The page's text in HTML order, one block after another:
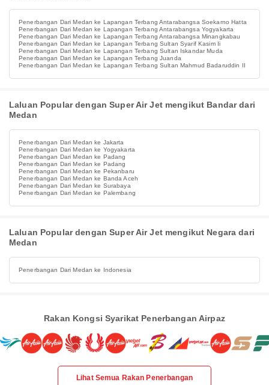
Penerbangan Dari Medan ke Lapangan Terbang Antarabangsa Soekarno Hatta
Penerbangan Dari Medan ke Lapangan Terbang Antarabangsa Yogyakarta
Penerbangan Dari Medan ke Lapangan Terbang Antarabangsa Minangkabau
Penerbangan Dari Medan ke Lapangan Terbang Sultan Syarif Kasim Ii
Penerbangan Dari Medan ke Lapangan Terbang Sultan Iskandar Muda
Penerbangan Dari Medan ke Lapangan Terbang Juanda
Penerbangan Dari Medan ke Lapangan Terbang Sultan Mahmud Badaruddin II
Laluan Popular dengan Super Air Jet mengikut Bandar dari
Medan
Penerbangan Dari Medan ke Jakarta
Penerbangan Dari Medan ke Yogyakarta
Penerbangan Dari Medan ke Padang
Penerbangan Dari Medan ke Padang
Penerbangan Dari Medan ke Pekanbaru
Penerbangan Dari Medan ke Banda Aceh
Penerbangan Dari Medan ke Surabaya
Penerbangan Dari Medan ke Palembang
Laluan Popular dengan Super Air Jet mengikut Negara dari
Medan
Penerbangan Dari Medan ke Indonesia
Rakan Kongsi Syarikat Penerbangan Airpaz
Lihat Semua Rakan Penerbangan